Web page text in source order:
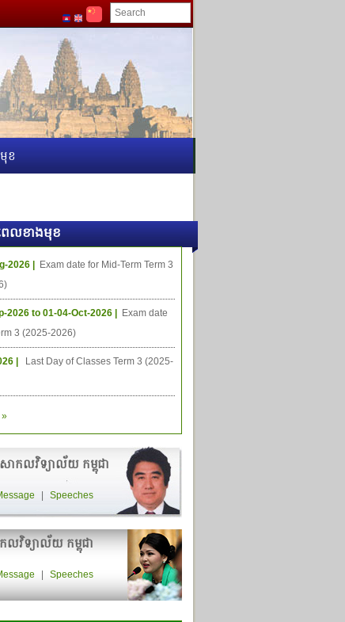
ខ
ពេលខាងមុខ
2026 |
Exam date for Mid-Term Term 3
2026 to 01-04-Oct-2026 |
Exam date
3 (2025-2026)
|
Last Day of Classes Term 3 (2025-
»
ាកលវិទ្យាល័យ កម្ពុជា
Speeches
លវិទ្យាល័យ កម្ពុជា
Speeches